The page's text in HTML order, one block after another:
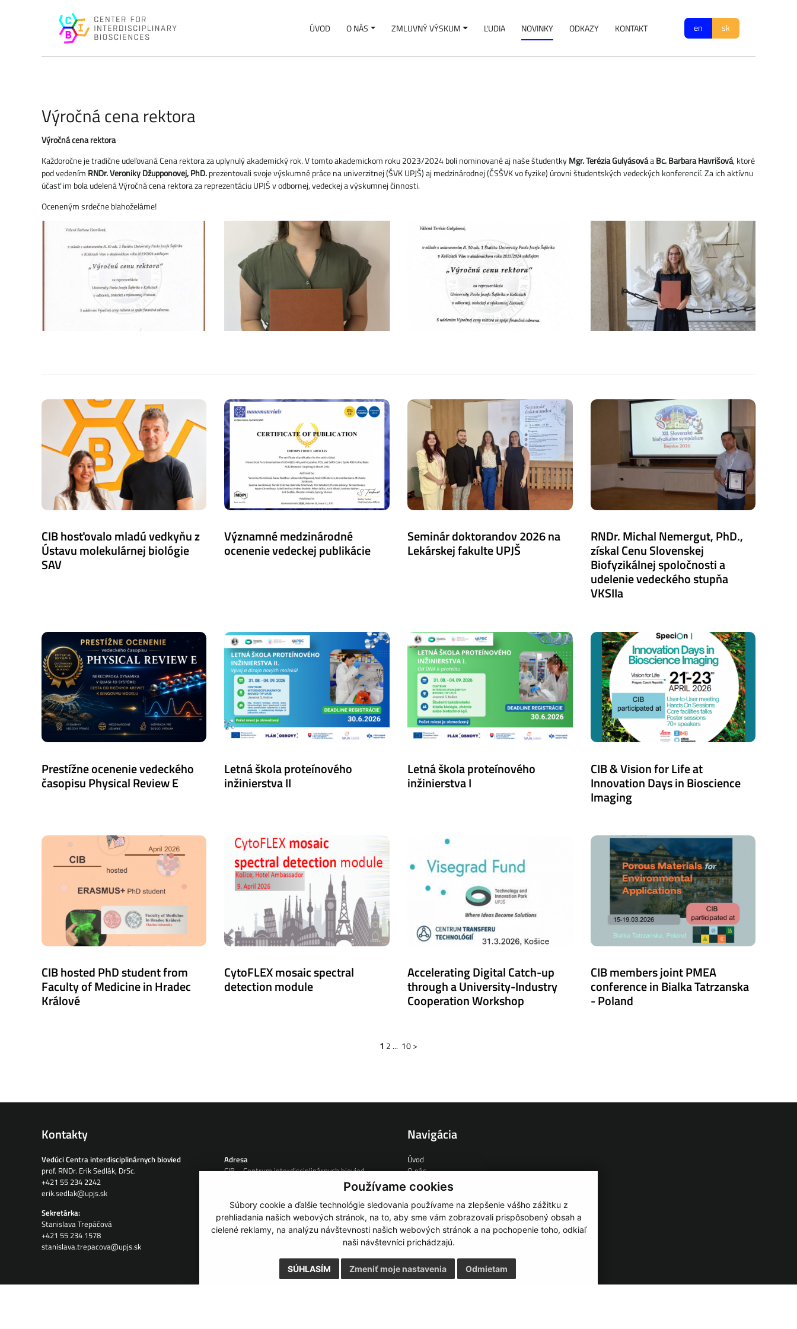
Používame cookies
Súbory cookie a ďalšie technológie sledovania používame na zlepšenie vášho zážitku z
prehliadania našich webových stránok, na to, aby sme vám zobrazovali prispôsobený obsah a
cielené reklamy, na analýzu návštevnosti našich webových stránok a na pochopenie toho, odkiaľ
naši návštevníci prichádzajú.
SÚHLASÍM Odmietam
Zmeniť moje nastavenia
ÚVOD O NÁS ZMLUVNÝ VÝSKUM ĽUDIA NOVINKY ODKAZY KONTAKT en sk
Výročná cena rektora
Výročná cena rektora
Každoročne je tradične udeľovaná Cena rektora za uplynulý akademický rok. V tomto akademickom roku 2023/2024 boli nominované aj naše študentkyMgr. Terézia GulyásováaBc. Barbara Havrišová, ktoré
pod vedením RNDr. Veroniky Džupponovej, PhD.prezentovali svoje výskumné práce na univerzitnej (ŠVK UPJŠ) aj medzinárodnej (ČSŠVK vo fyzike) úrovni študentských vedeckých konferencií. Za ich aktívnu
účasť im bola udelená Výročná cena rektora za reprezentáciu UPJŠ v odbornej, vedeckej a výskumnej činnosti.
Oceneným srdečne blahoželáme!
CIB hosťovalo mladú vedkyňu z
Ústavu molekulárnej biológie
SAV
Významné medzinárodné
ocenenie vedeckej publikácie
Seminár doktorandov 2026 na
Lekárskej fakulte UPJŠ
RNDr. Michal Nemergut, PhD.,
získal Cenu Slovenskej
Biofyzikálnej spoločnosti a
udelenie vedeckého stupňa
VKSIIa
Prestížne ocenenie vedeckého
časopisu Physical Review E
Letná škola proteínového
inžinierstva II
Letná škola proteínového
inžinierstva I
CIB & Vision for Life at
Innovation Days in Bioscience
Imaging
CIB hosted PhD student from
Faculty of Medicine in Hradec
Králové
CytoFLEX mosaic spectral
detection module
Accelerating Digital Catch-up
through a University-Industry
Cooperation Workshop
CIB members joint PMEA
conference in Bialka Tatrzanska
- Poland
1 2 ... 10>
Kontakty
Vedúci Centra interdisciplinárnych biovied
prof. RNDr. Erik Sedlák, DrSc.
+421 55 234 2242
erik.sedlak@upjs.sk
Sekretárka:
Stanislava Trepáčová
+421 55 234 1578
stanislava.trepacova@upjs.sk
Adresa
CIB – Centrum interdisciplinárnych biovied
Slovensko
Telefón:
+421 908 123 456
Navigácia
Úvod
O nás
Zmluvný výskum
Ľudia
Novinky
Odkazy
Kontakt